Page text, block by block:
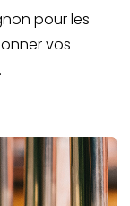
pour les
vos